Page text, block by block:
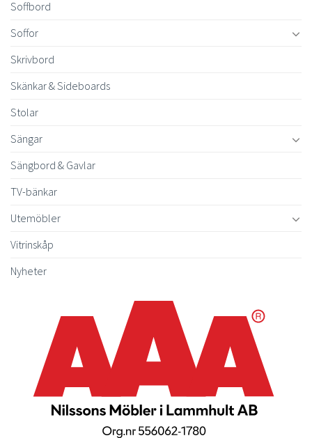
Soffbord
Soffor
Skrivbord
Skänkar & Sideboards
Stolar
Sängar
Sängbord & Gavlar
TV-bänkar
Utemöbler
Vitrinskåp
Nyheter